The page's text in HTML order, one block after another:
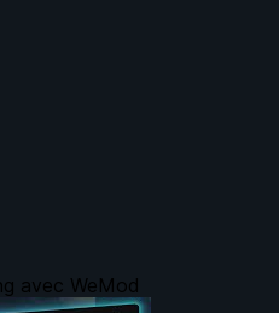
avec WeMod